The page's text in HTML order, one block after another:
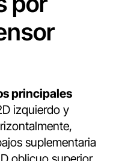
principales
izquierdo y
suplementaria